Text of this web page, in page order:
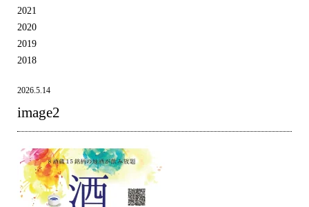
2021
2020
2019
2018
2026.5.14
image2